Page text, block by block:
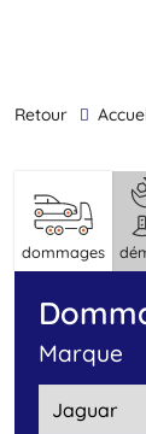
retour
dommages
marque